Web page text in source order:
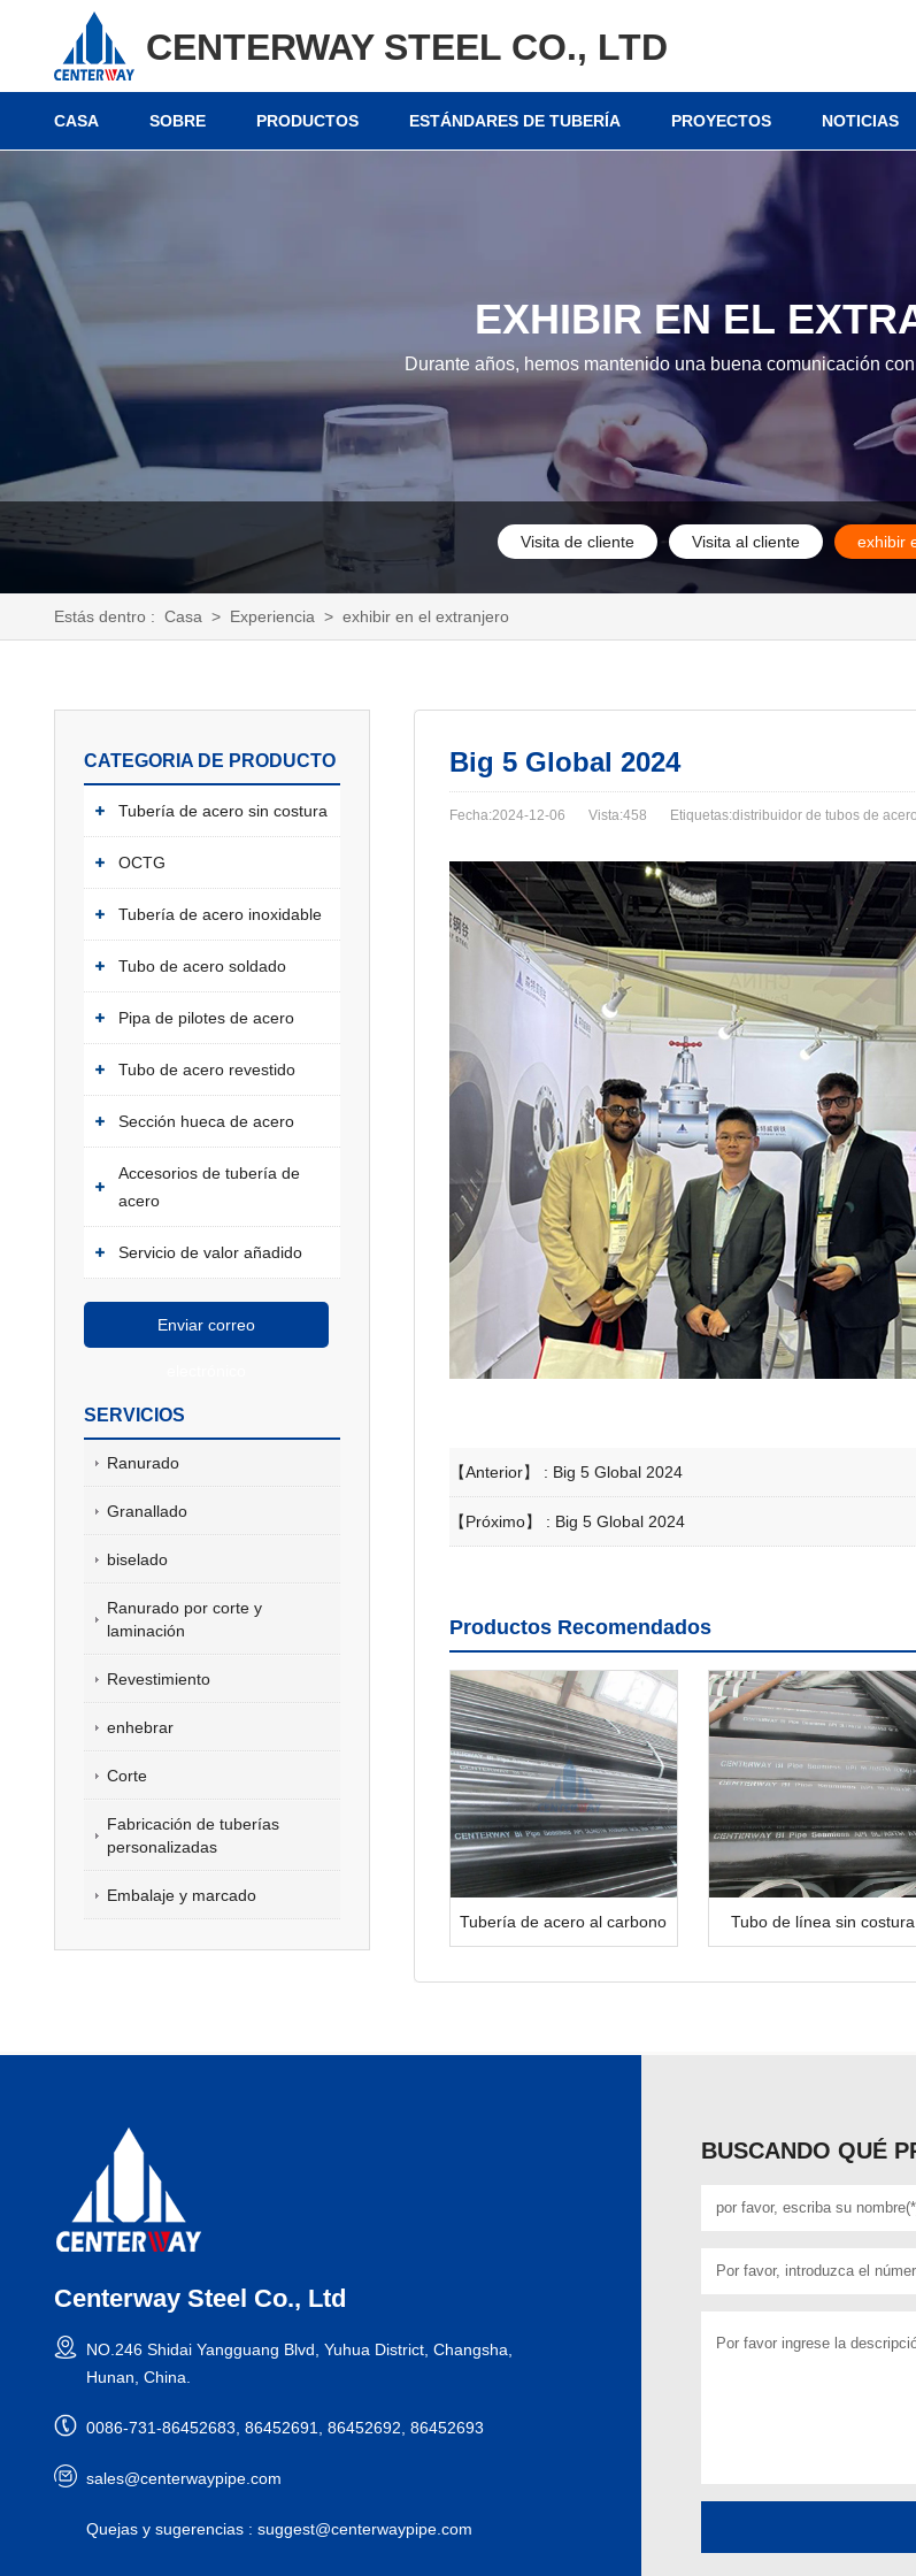
CENTERWAY STEEL CO., LTD
CASA SOBRE PRODUCTOS ESTÁNDARES DE TUBERÍA PROYECTOS NOTICIAS
Visita de cliente Visita al cliente exhibir
EXHIBIR EN EL
Durante años, hemos mantenido una buena comunicación
Estás dentro : Casa > Experiencia > exhibir en el extranjero
CATEGORIA DE PRODUCTO
Tubería de acero sin costura
OCTG
Tubería de acero inoxidable
Tubo de acero soldado
Pipa de pilotes de acero
Tubo de acero revestido
Sección hueca de acero
Accesorios de tubería de
acero
Servicio de valor añadido
Enviar correo
SERVICIOS
Ranurado
Granallado
biselado
Ranurado por corte y
laminación
Revestimiento
enhebrar
Corte
Fabricación de tuberías
personalizadas
Embalaje y marcado
Big 5 Global 2024
Fecha:2024-12-06 Vista:458 Etiquetas:distribuidor de tubos de
【Anterior】 : Big 5 Global 2024
【Próximo】 : Big 5 Global 2024
Productos Recomendados
Tubería de acero al carbono Tubo de línea sin costura
Centerway Steel Co., Ltd
NO.246 Shidai Yangguang Blvd, Yuhua District, Changsha,
Hunan, China.
0086-731-86452683, 86452691, 86452692, 86452693
sales@centerwaypipe.com
Quejas y sugerencias : suggest@centerwaypipe.com
BUSCANDO QUÉ